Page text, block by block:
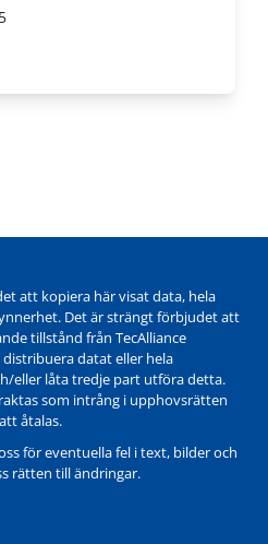
att kopiera här visat data, hela
Det är strängt förbjudet att
tillstånd från TecAlliance
datat eller hela
eller låta tredje part utföra detta.
som intrång i upphovsrätten
åtalas.
för eventuella fel i text, bilder och
rätten till ändringar.